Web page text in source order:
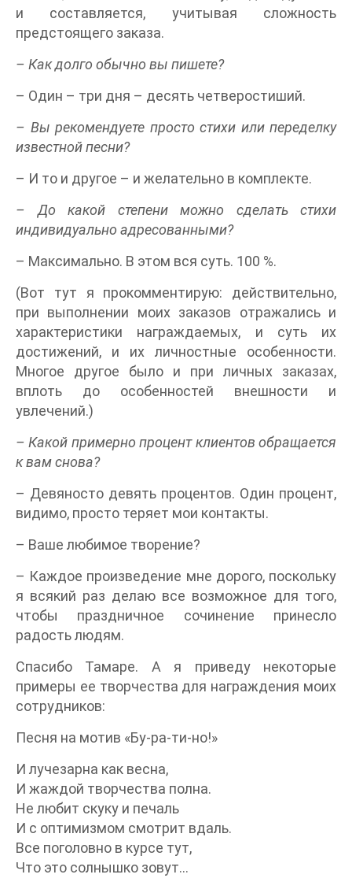
и составляется, учитывая сложность
предстоящего заказа.
– Как долго обычно вы пишете?
– Один – три дня – десять четверостиший.
– Вы рекомендуете просто стихи или переделку
известной песни?
– И то и другое – и желательно в комплекте.
– До какой степени можно сделать стихи
индивидуально адресованными?
– Максимально. В этом вся суть. 100 %.
(Вот тут я прокомментирую: действительно,
при выполнении моих заказов отражались и
характеристики награждаемых, и суть их
достижений, и их личностные особенности.
Многое другое было и при личных заказах,
вплоть до особенностей внешности и
увлечений.)
– Какой примерно процент клиентов обращается
к вам снова?
– Девяносто девять процентов. Один процент,
видимо, просто теряет мои контакты.
– Ваше любимое творение?
– Каждое произведение мне дорого, поскольку
я всякий раз делаю все возможное для того,
чтобы праздничное сочинение принесло
радость людям.
Спасибо Тамаре. А я приведу некоторые
примеры ее творчества для награждения моих
сотрудников:
Песня на мотив «Бу-ра-ти-но!»
И лучезарна как весна,
И жаждой творчества полна.
Не любит скуку и печаль
И с оптимизмом смотрит вдаль.
Все поголовно в курсе тут,
Что это солнышко зовут…